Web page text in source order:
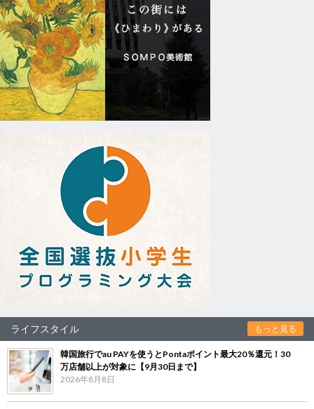
ライフスタイル もっと見る
韓国旅行でau PAYを使うとPontaポイント最大20％還元！30
万店舗以上が対象に【9月30日まで】
2026年8月8日